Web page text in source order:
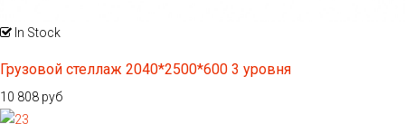
In Stock
Грузовой стеллаж 2040*2500*600 3 уровня
10 808 руб